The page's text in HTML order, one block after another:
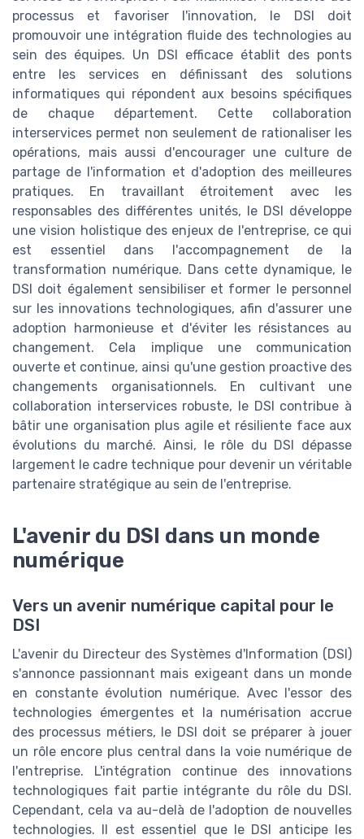
processus et favoriser l'innovation, le DSI doit
promouvoir une intégration fluide des technologies au
sein des équipes. Un DSI efficace établit des ponts
entre les services en définissant des solutions
informatiques qui répondent aux besoins spécifiques
de chaque département. Cette collaboration
interservices permet non seulement de rationaliser les
opérations, mais aussi d'encourager une culture de
partage de l'information et d'adoption des meilleures
pratiques. En travaillant étroitement avec les
responsables des différentes unités, le DSI développe
une vision holistique des enjeux de l'entreprise, ce qui
est essentiel dans l'accompagnement de la
transformation numérique. Dans cette dynamique, le
DSI doit également sensibiliser et former le personnel
sur les innovations technologiques, afin d'assurer une
adoption harmonieuse et d'éviter les résistances au
changement. Cela implique une communication
ouverte et continue, ainsi qu'une gestion proactive des
changements organisationnels. En cultivant une
collaboration interservices robuste, le DSI contribue à
bâtir une organisation plus agile et résiliente face aux
évolutions du marché. Ainsi, le rôle du DSI dépasse
largement le cadre technique pour devenir un véritable
partenaire stratégique au sein de l'entreprise.
L'avenir du DSI dans un monde
numérique
Vers un avenir numérique capital pour le
DSI
L'avenir du Directeur des Systèmes d'Information (DSI)
s'annonce passionnant mais exigeant dans un monde
en constante évolution numérique. Avec l'essor des
technologies émergentes et la numérisation accrue
des processus métiers, le DSI doit se préparer à jouer
un rôle encore plus central dans la voie numérique de
l'entreprise. L'intégration continue des innovations
technologiques fait partie intégrante du rôle du DSI.
Cependant, cela va au-delà de l'adoption de nouvelles
technologies. Il est essentiel que le DSI anticipe les